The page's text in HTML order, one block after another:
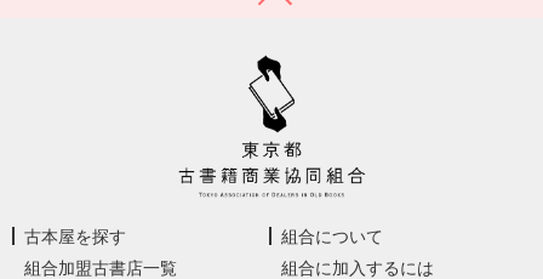
古本屋を探す
組合加盟古書店一覧
組合について
組合に加入するには